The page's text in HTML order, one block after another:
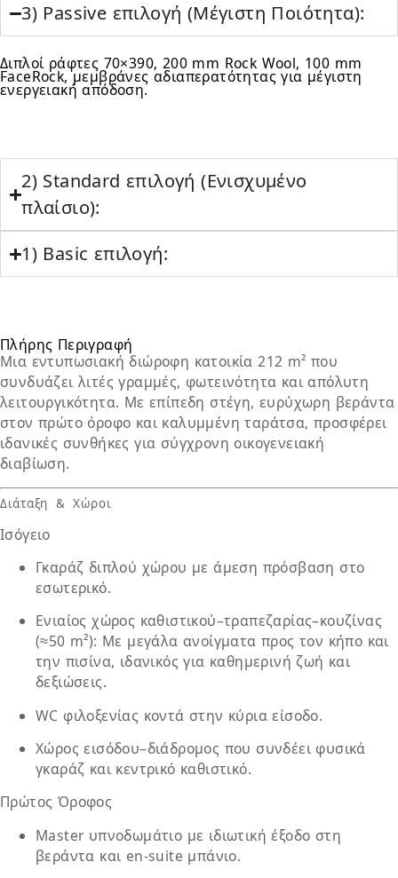
3) Passive επιλογή (Μέγιστη Ποιότητα):
Διπλοί ράφτες 70×390, 200 mm Rock Wool, 100 mm
FaceRock, μεμβράνες αδιαπερατότητας για μέγιστη
ενεργειακή απόδοση.
2) Standard επιλογή (Ενισχυμένο
πλαίσιο):
1) Basic επιλογή:
Πλήρης Περιγραφή
Μια εντυπωσιακή διώροφη κατοικία 212 m² που
συνδυάζει λιτές γραμμές, φωτεινότητα και απόλυτη
λειτουργικότητα. Με επίπεδη στέγη, ευρύχωρη βεράντα
στον πρώτο όροφο και καλυμμένη ταράτσα, προσφέρει
ιδανικές συνθήκες για σύγχρονη οικογενειακή
διαβίωση.
Διάταξη & Χώροι
Ισόγειο
Γκαράζ διπλού χώρου με άμεση πρόσβαση στο
εσωτερικό.
Ενιαίος χώρος καθιστικού–τραπεζαρίας–κουζίνας
(≈50 m²): Με μεγάλα ανοίγματα προς τον κήπο και
την πισίνα, ιδανικός για καθημερινή ζωή και
δεξιώσεις.
WC φιλοξενίας κοντά στην κύρια είσοδο.
Χώρος εισόδου–διάδρομος που συνδέει φυσικά
γκαράζ και κεντρικό καθιστικό.
Πρώτος Όροφος
Master υπνοδωμάτιο με ιδιωτική έξοδο στη
βεράντα και en-suite μπάνιο.